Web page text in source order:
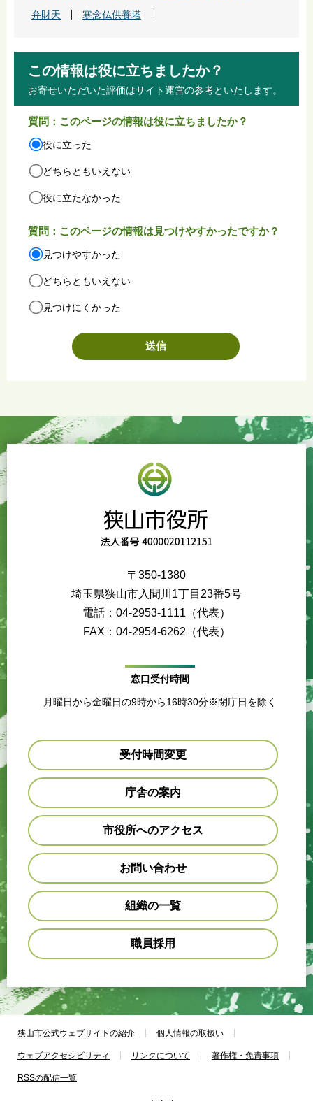
弁財天
寒念仏供養塔
この情報は役に立ちましたか？
お寄せいただいた評価はサイト運営の参考といたします。
質問：このページの情報は役に立ちましたか？
役に立った
どちらともいえない
役に立たなかった
質問：このページの情報は見つけやすかったですか？
見つけやすかった
どちらともいえない
見つけにくかった
〒350-1380
埼玉県狭山市入間川1丁目23番5号
電話：04-2953-1111（代表）
FAX：04-2954-6262（代表）
窓口受付時間
月曜日から金曜日の9時から16時30分※閉庁日を除く
受付時間変更
庁舎の案内
市役所へのアクセス
お問い合わせ
組織の一覧
職員採用
狭山市公式ウェブサイトの紹介 個人情報の取扱い
ウェブアクセシビリティ リンクについて 著作権・免責事項
RSSの配信一覧